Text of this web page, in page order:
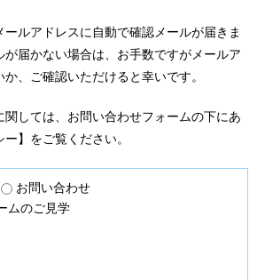
ルアドレスに自動で確認メールが届きま
届かない場合は、お手数ですがメールア
、ご確認いただけると幸いです。
しては、お問い合わせフォームの下にあ
】をご覧ください。
お問い合わせ
ムのご見学